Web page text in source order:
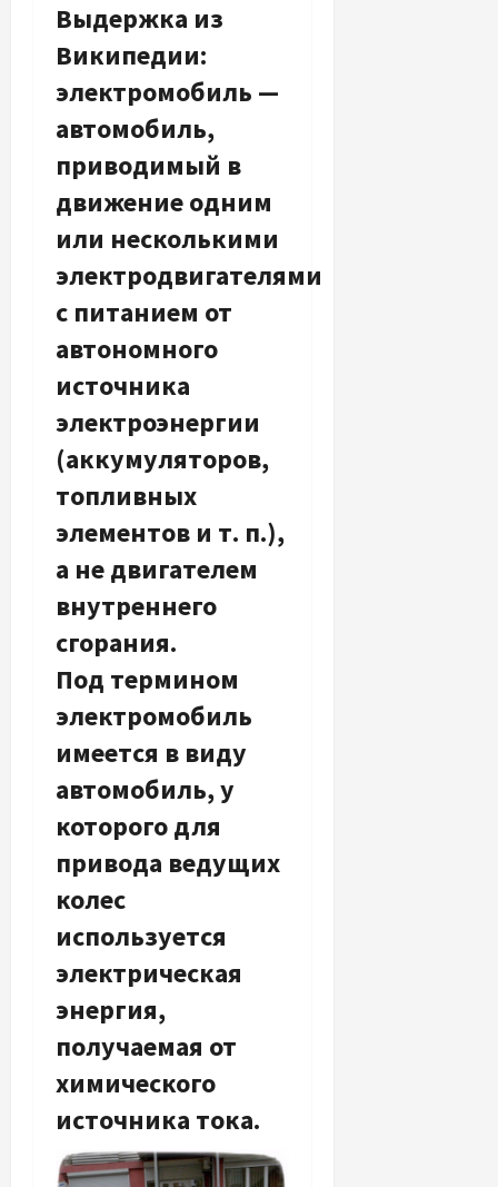
Выдержка из
Википедии:
электромобиль —
автомобиль,
приводимый в
движение одним
или несколькими
электродвигателями
с питанием от
автономного
источника
электроэнергии
(аккумуляторов,
топливных
элементов и т. п.),
а не двигателем
внутреннего
сгорания.
Под термином
электромобиль
имеется в виду
автомобиль, у
которого для
привода ведущих
колес
используется
электрическая
энергия,
получаемая от
химического
источника тока.